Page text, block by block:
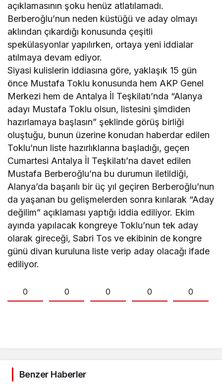
açıklamasının şoku henüz atlatılamadı.
Berberoğlu’nun neden küstüğü ve aday olmayı
aklından çıkardığı konusunda çeşitli
spekülasyonlar yapılırken, ortaya yeni iddialar
atılmaya devam ediyor.
Siyasi kulislerin iddiasına göre, yaklaşık 15 gün
önce Mustafa Toklu konusunda hem AKP Genel
Merkezi hem de Antalya İl Teşkilatı’nda “Alanya
adayı Mustafa Toklu olsun, listesini şimdiden
hazırlamaya başlasın” şeklinde görüş birliği
oluştuğu, bunun üzerine konudan haberdar edilen
Toklu’nun liste hazırlıklarına başladığı, geçen
Cumartesi Antalya İl Teşkilatı’na davet edilen
Mustafa Berberoğlu’na bu durumun iletildiği,
Alanya’da başarılı bir üç yıl geçiren Berberoğlu’nun
da yaşanan bu gelişmelerden sonra kırılarak “Aday
değilim” açıklaması yaptığı iddia ediliyor. Ekim
ayında yapılacak kongreye Toklu’nun tek aday
olarak gireceği, Sabri Tos ve ekibinin de kongre
günü divan kuruluna liste verip aday olacağı ifade
ediliyor.
0 0 0 0 0
Benzer Haberler